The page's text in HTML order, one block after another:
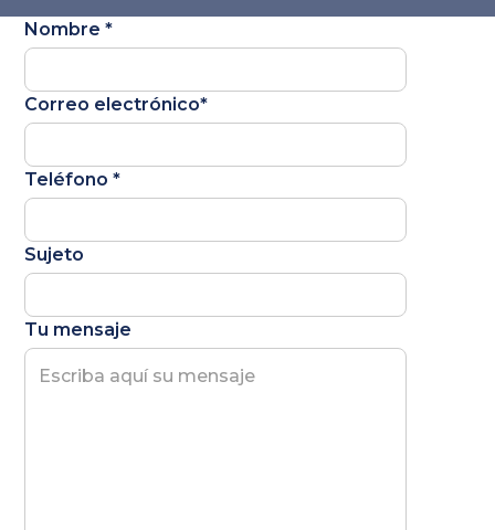
Nombre *
Correo electrónico*
Teléfono *
Sujeto
Tu mensaje